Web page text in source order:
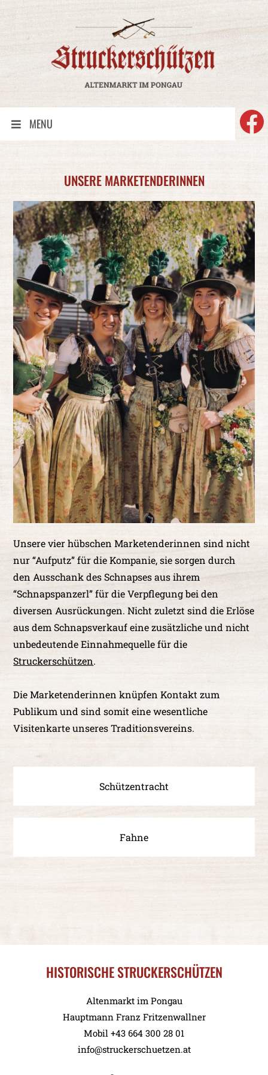
MENU
UNSERE MARKETENDERINNEN
Unsere vier hübschen Marketenderinnen sind nicht
nur “Aufputz” für die Kompanie, sie sorgen durch
den Ausschank des Schnapses aus ihrem
“Schnapspanzerl” für die Verpflegung bei den
diversen Ausrückungen. Nicht zuletzt sind die Erlöse
aus dem Schnapsverkauf eine zusätzliche und nicht
unbedeutende Einnahmequelle für die
Struckerschützen.
Die Marketenderinnen knüpfen Kontakt zum
Publikum und sind somit eine wesentliche
Visitenkarte unseres Traditionsvereins.
Schützentracht
Fahne
HISTORISCHE STRUCKERSCHÜTZEN
Altenmarkt im Pongau
Hauptmann Franz Fritzenwallner
Mobil +43 664 300 28 01
info@struckerschuetzen.at